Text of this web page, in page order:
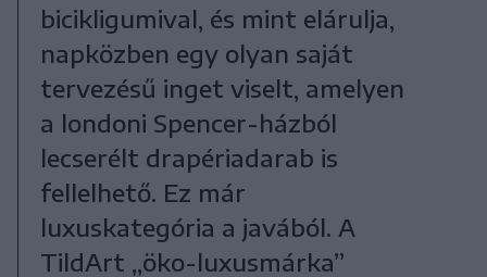
bicikligumival, és mint elárulja,
napközben egy olyan saját
tervezésű inget viselt, amelyen
a londoni Spencer-házból
lecserélt drapériadarab is
fellelhető. Ez már
luxuskategória a javából. A
TildArt „öko-luxusmárka”